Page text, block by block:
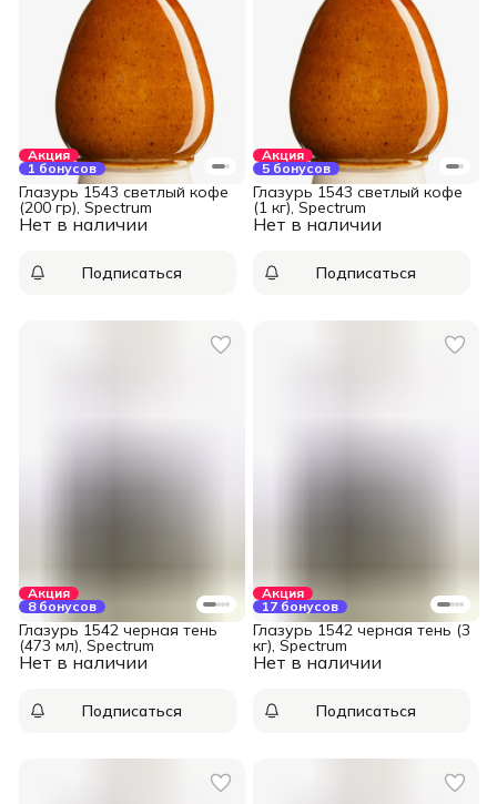
Акция
1 бонусов
Нет в наличии
Глазурь 1543 светлый кофе
(200 гр), Spectrum
Подписаться
Акция
5 бонусов
Нет в наличии
Глазурь 1543 светлый кофе
(1 кг), Spectrum
Подписаться
Акция
8 бонусов
Нет в наличии
Глазурь 1542 черная тень
(473 мл), Spectrum
Подписаться
Акция
17 бонусов
Нет в наличии
Глазурь 1542 черная тень (3
кг), Spectrum
Подписаться